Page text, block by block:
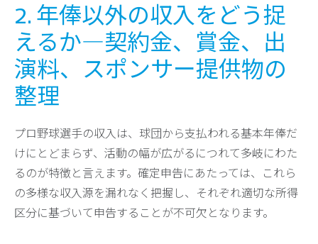
2. 年俸以外の収入をどう捉
えるか―契約金、賞金、出
演料、スポンサー提供物の
整理
プロ野球選手の収入は、球団から支払われる基本年俸だ
けにとどまらず、活動の幅が広がるにつれて多岐にわた
るのが特徴と言えます。確定申告にあたっては、これら
の多様な収入源を漏れなく把握し、それぞれ適切な所得
区分に基づいて申告することが不可欠となります。